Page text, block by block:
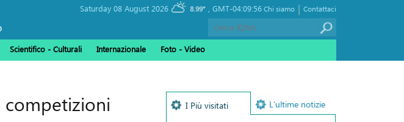
GMT-04:09:56
8.99° Contattaci
|
Chi siamo
Scientifico - Culturali Internazionale Foto - Video
competizioni
I Più visitati L’ultime notizie